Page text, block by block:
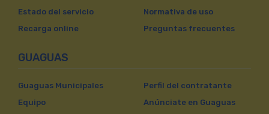
Estado del servicio
Recarga online
Normativa de uso
Preguntas frecuentes
GUAGUAS
Guaguas Municipales
Equipo
Perfil del contratante
Anúnciate en Guaguas